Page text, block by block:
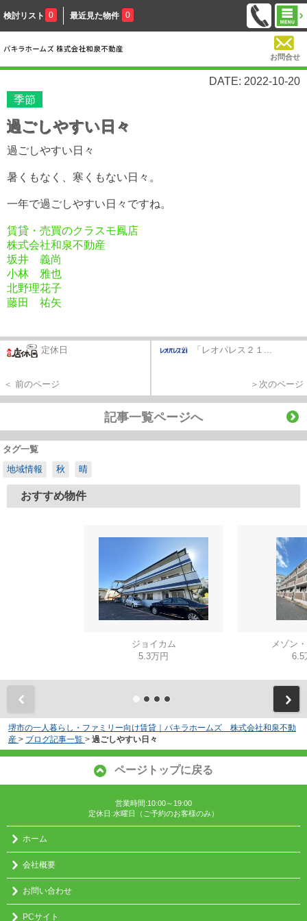
検討リスト 0 最近見た物件 0
お問合せ
DATE: 2022-10-20
季節
過ごしやすい日々
過ごしやすい日々
暑くもなく、寒くもない日々。
一年で過ごしやすい日々ですね。
賃貸・売買のクラスモ鳳店
株式会社和泉不動産
坂井 義尚
小林 雅也
北野理花子
藤田 祐矢
定休日
＜ 前のページ
「レオパレス２１...
＞次のページ
記事一覧ページへ
タグ一覧
地域情報
秋 晴
おすすめ物件
ジョイカム
5.3万円
メゾン
6.5
堺市の一人暮らし・ファミリー向け賃貸｜パキラホームズ 株式会社和泉不動
産 > ブログ記事一覧 > 過ごしやすい日々
ページトップに戻る
営業時間:10:00～19:00
定休日:水曜日（ご予約のお客様のみ）
ホーム
会社概要
お問い合わせ
PCサイト